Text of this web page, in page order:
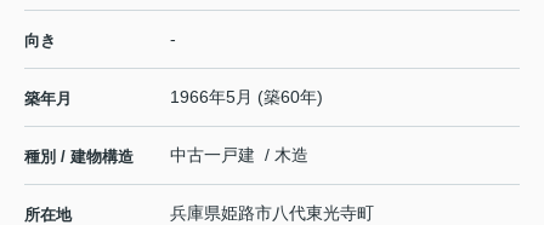
向き -
築年月 1966年5月 (築60年)
種別 / 建物構造 中古一戸建 / 木造
所在地 兵庫県姫路市八代東光寺町